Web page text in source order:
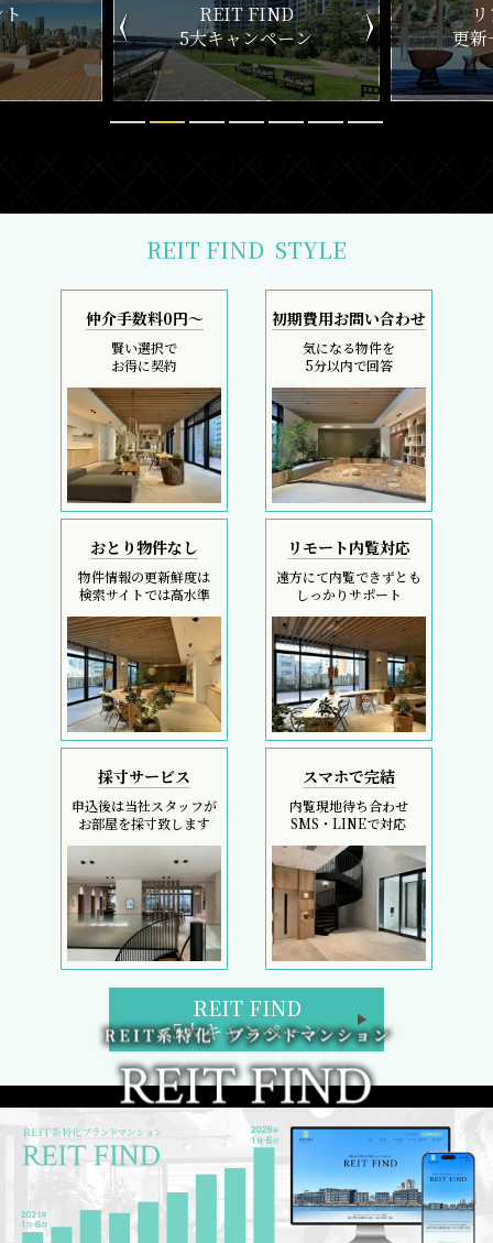
ン
リアルタイム
更新一覧チェック
新
REIT FIND STYLE
仲介手数料0円～
賢い選択で
お得に契約
初期費用お問い合わせ
気になる物件を
5分以内で回答
おとり物件なし
物件情報の更新鮮度は
検索サイトでは高水準
リモート内覧対応
遠方にて内覧できずとも
しっかりサポート
採寸サービス
申込後は当社スタッフが
お部屋を採寸致します
スマホで完結
内覧現地待ち合わせ
SMS・LINEで対応
REIT FIND
5大キャンペーン